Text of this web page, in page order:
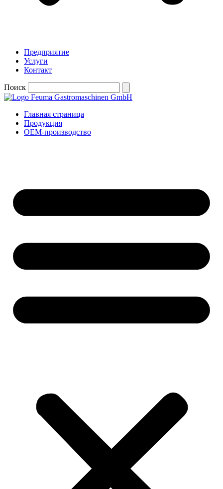
Предприятие
Услуги
Контакт
Поиск
Главная страница
Продукция
OEM-производство